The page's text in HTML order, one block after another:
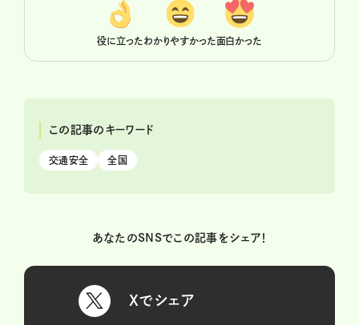
役に立ったわかりやすかった面白かった
この記事のキーワード
交通安全 全国
あなたのSNSでこの記事をシェア！
Xでシェア